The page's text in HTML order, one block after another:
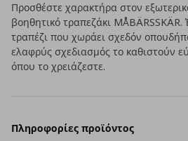
Προσθέστε χαρακτήρα στον
βοηθητικό τραπεζάκι
τραπέζι που χωράει σχεδόν
ελαφρύς σχεδιασμός το καθιστούν
όπου το χρειάζεστε.
Πληροφορίες προϊόντος